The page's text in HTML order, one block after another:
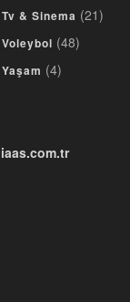
Tv & Sinema (21)
Voleybol (48)
Yaşam (4)